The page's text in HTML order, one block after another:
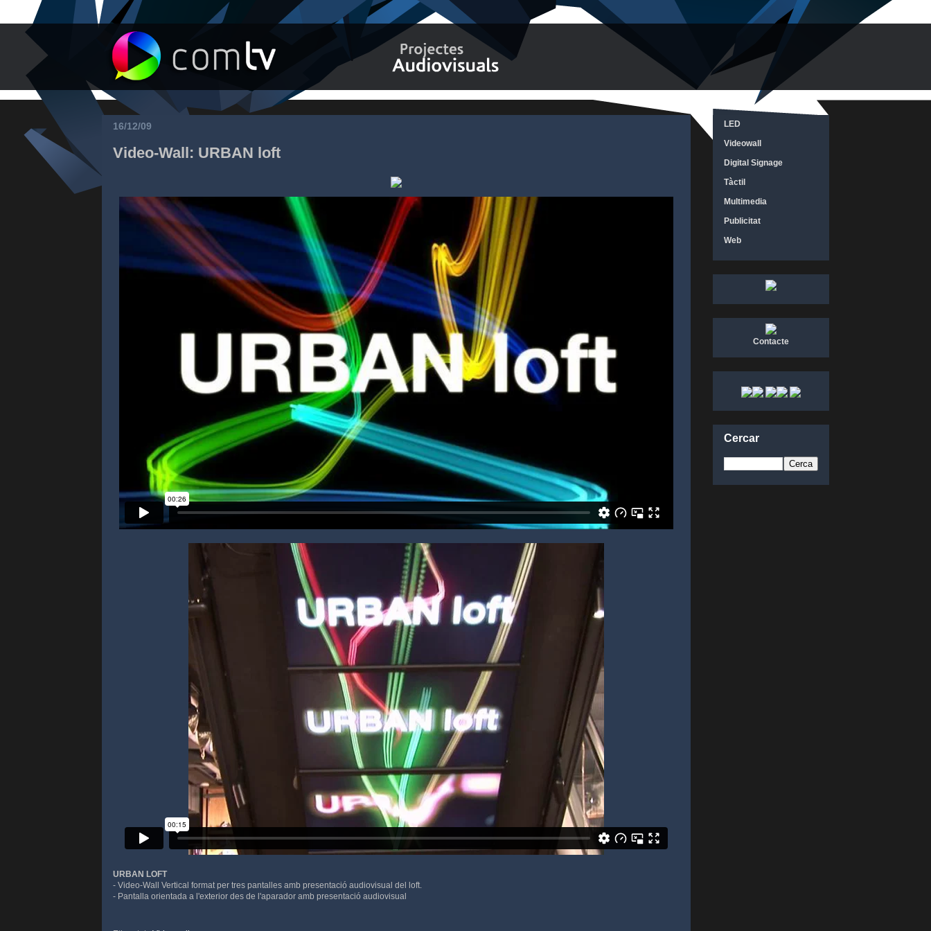
16/12/09
Video-Wall: URBAN loft
URBAN LOFT
- Video-Wall Vertical format per tres pantalles amb presentació audiovisual del loft.
- Pantalla orientada a l'exterior des de l'aparador amb presentació audiovisual
LED
Videowall
Digital Signage
Tàctil
Multimedia
Publicitat
Web
Contacte
Cercar